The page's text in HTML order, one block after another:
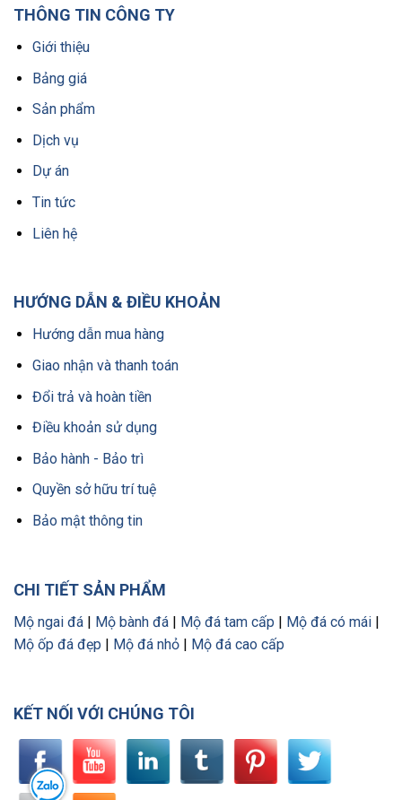
THÔNG TIN CÔNG TY
Giới thiệu
Bảng giá
Sản phẩm
Dịch vụ
Dự án
Tin tức
Liên hệ
HƯỚNG DẪN & ĐIỀU KHOẢN
Hướng dẫn mua hàng
Giao nhận và thanh toán
Đổi trả và hoàn tiền
Điều khoản sử dụng
Bảo hành - Bảo trì
Quyền sở hữu trí tuệ
Bảo mật thông tin
CHI TIẾT SẢN PHẨM
Mộ ngai đá | Mộ bành đá | Mộ đá tam cấp | Mộ đá có mái |
Mộ ốp đá đẹp | Mộ đá nhỏ | Mộ đá cao cấp
KẾT NỐI VỚI CHÚNG TÔI